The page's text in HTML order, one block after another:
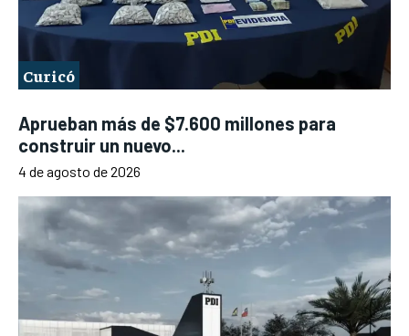
Curicó
Aprueban más de $7.600 millones para
construir un nuevo...
4 de agosto de 2026